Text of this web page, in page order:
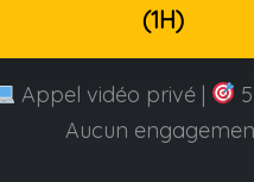
(1H)
Appel vidéo privé |
Aucun